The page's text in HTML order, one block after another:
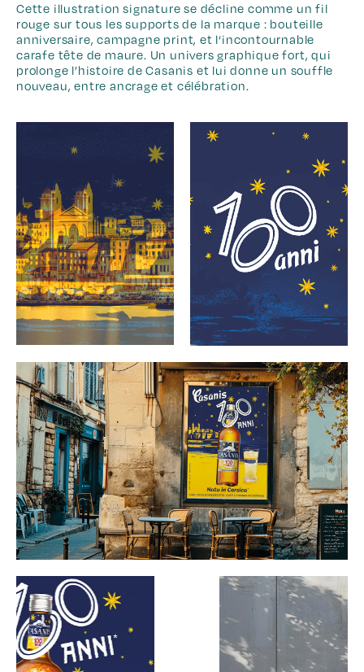
Cette illustration signature se décline comme un fil
rouge sur tous les supports de la marque : bouteille
anniversaire, campagne print, et l‘incontournable
carafe tête de maure. Un univers graphique fort, qui
prolonge l’histoire de Casanis et lui donne un souffle
nouveau, entre ancrage et célébration.